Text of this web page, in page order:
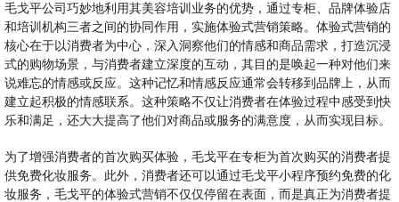
毛戈平公司巧妙地利用其美容培训业务的优势，通过专柜、品牌体验店
和培训机构三者之间的协同作用，实施体验式营销策略。体验式营销的
核心在于以消费者为中心，深入洞察他们的情感和商品需求，打造沉浸
式的购物场景，与消费者建立深度的互动，其目的是唤起一种对他们来
说难忘的情感或反应。这种记忆和情感反应通常会转移到品牌上，从而
建立起积极的情感联系。这种策略不仅让消费者在体验过程中感受到快
乐和满足，还大大提高了他们对商品或服务的满意度，从而实现目标。
为了增强消费者的首次购买体验，毛戈平在专柜为首次购买的消费者提
供免费化妆服务。此外，消费者还可以通过毛戈平小程序预约免费的化
妆服务，毛戈平的体验式营销不仅仅停留在表面，而是真正为消费者提